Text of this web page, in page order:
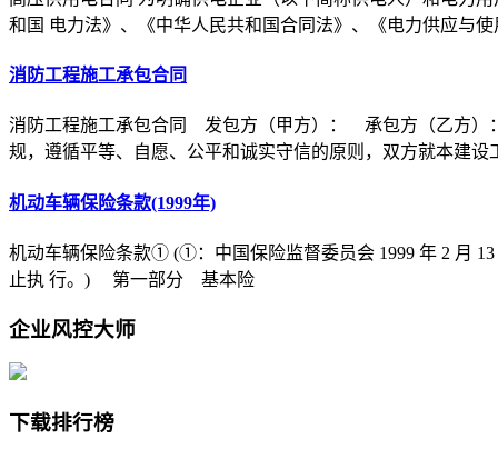
和国 电力法》、《中华人民共和国合同法》、《电力供应与
消防工程施工承包合同
消防工程施工承包合同 发包方（甲方）： 承包方（乙方）
规，遵循平等、自愿、公平和诚实守信的原则，双方就本建设
机动车辆保险条款(1999年)
机动车辆保险条款① (①：中国保险监督委员会 1999 年 2 月
止执 行。) 第一部分 基本险
企业风控大师
下载排行榜